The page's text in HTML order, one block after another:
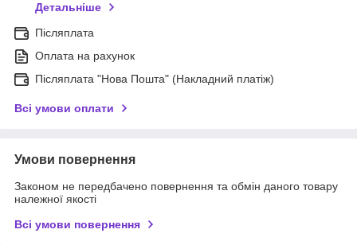
Детальніше
Післяплата
Оплата на рахунок
Післяплата "Нова Пошта" (Накладний платіж)
Всі умови оплати
Умови повернення
Законом не передбачено повернення та обмін даного товару
належної якості
Всі умови повернення